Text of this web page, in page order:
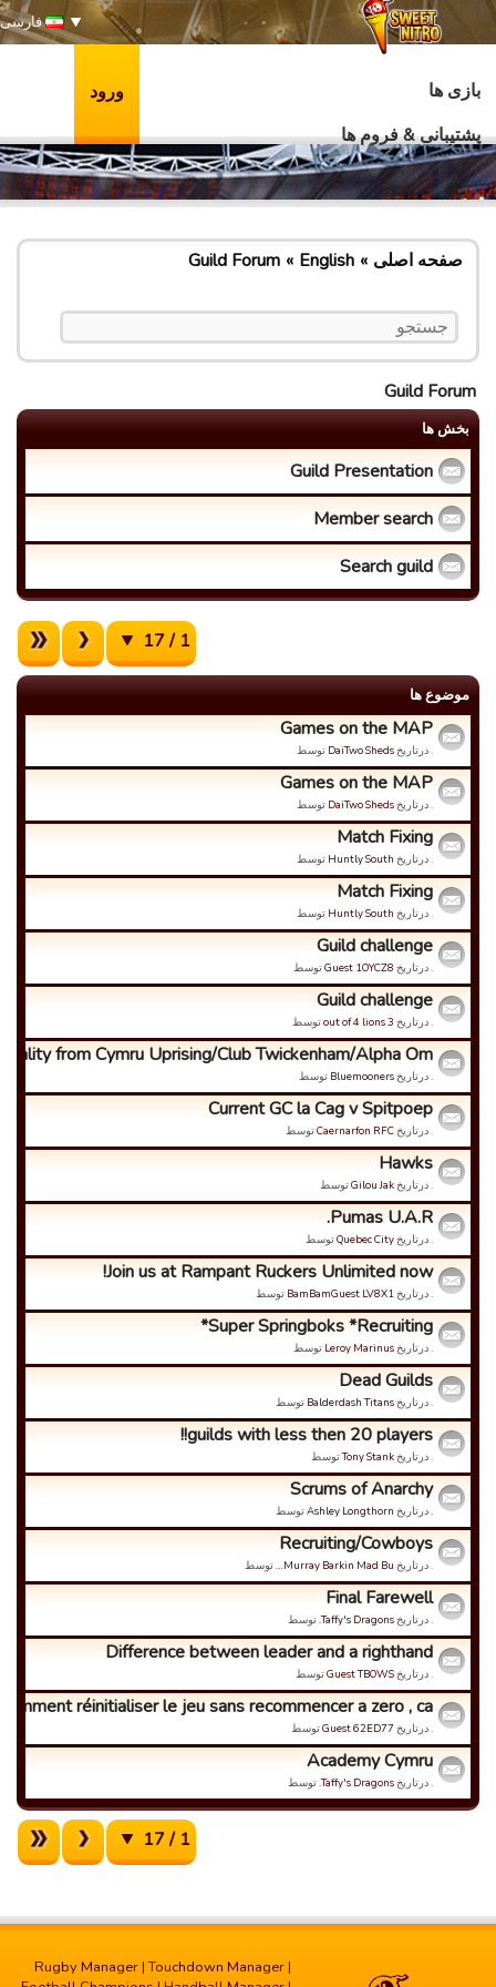
فارسی
بازی ها
پشتیبانی & فروم ها
ورود
صفحه اصلی English
Guild Forum
Guild Forum
بخش ها
Guild Presentation
Member search
Search guild
1 / 17
موضوع ها
Games on the MAP
. درتاریخDaiTwo Sheds توسط
Games on the MAP
. درتاریخDaiTwo Sheds توسط
Match Fixing
. درتاریخ Huntly South توسط
Match Fixing
. درتاریخ Huntly South توسط
Guild challenge
. درتاریخ Guest 1OYCZ8توسط
Guild challenge
. درتاریخ 3 out of 4 lions توسط
from Cymru Uprising/Club Twickenham/Alpha Om...
. درتاریخBluemooners توسط
Current GC la Cag v Spitpoep
. درتاریخCaernarfon RFCتوسط
Hawks
. درتاریخGilou Jakتوسط
Pumas U.A.R.
. درتاریخQuebec Cityتوسط
Join us at Rampant Ruckers Unlimited now!
. درتاریخBamBamGuest LV8X1 توسط
Super Springboks *Recruiting*
. درتاریخLeroy Marinus توسط
Dead Guilds
. درتاریخBalderdash Titans توسط
guilds with less then 20 players!!
. درتاریخTony Stankتوسط
Scrums of Anarchy
. درتاریخ Ashley Longthornتوسط
Recruiting/Cowboys
. درتاریخ Murray Barkin Mad Bu… توسط
Final Farewell
. درتاریخTaffy's Dragons. توسط
Difference between leader and a righthand
. درتاریخGuest TBOWSتوسط
réinitialiser le jeu sans recommencer a zero , ca...
. درتاریخ Guest 62ED77توسط
Academy Cymru
. درتاریخTaffy's Dragons. توسط
1 / 17
Rugby Manager |Touchdown Manager |